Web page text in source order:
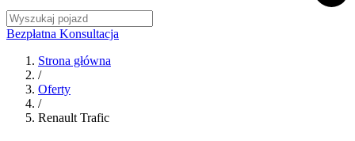
Bezpłatna Konsultacja
Strona główna
/
Oferty
/
Renault Trafic